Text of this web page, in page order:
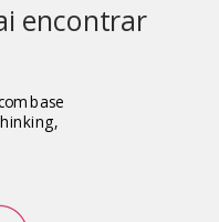
encontrar
base